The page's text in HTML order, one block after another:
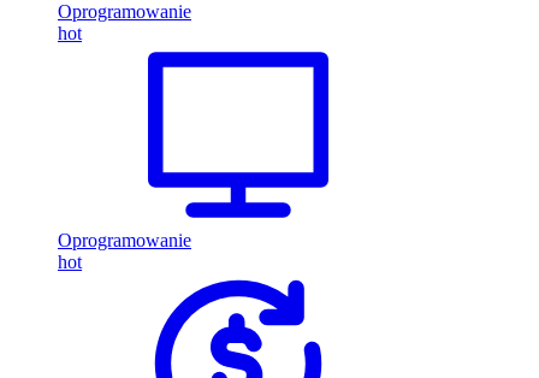
Oprogramowanie
hot
Oprogramowanie
hot